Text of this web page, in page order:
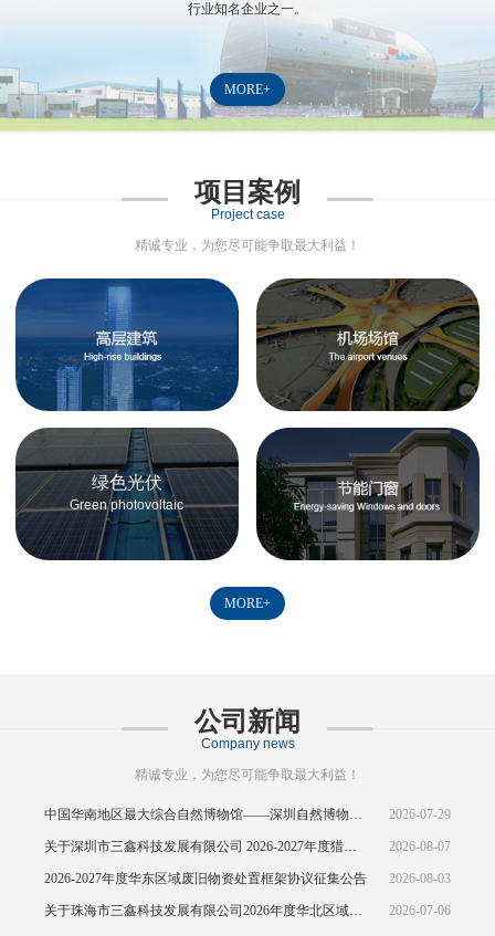
行业知名企业之一。
MORE+
项目案例
Project case
精诚专业，为您尽可能争取最大利益！
绿色光伏
Green photovoltaic
MORE+
公司新闻
Company news
精诚专业，为您尽可能争取最大利益！
2026-07-29
2026-08-07
2026-2027年度华东区域废旧物资处置框架协议征集公告 2026-08-03
2026-07-06